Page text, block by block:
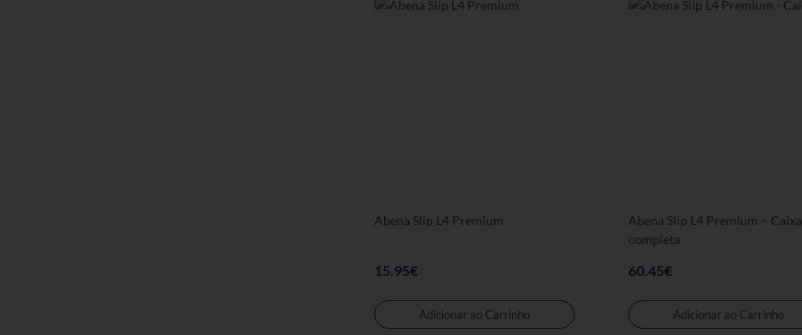
Abena Slip L4 Premium
15.95€
Adicionar ao Carrinho
Abena Slip L4 Premium – Caixa
completa
60.45€
Adicionar ao Carrinho